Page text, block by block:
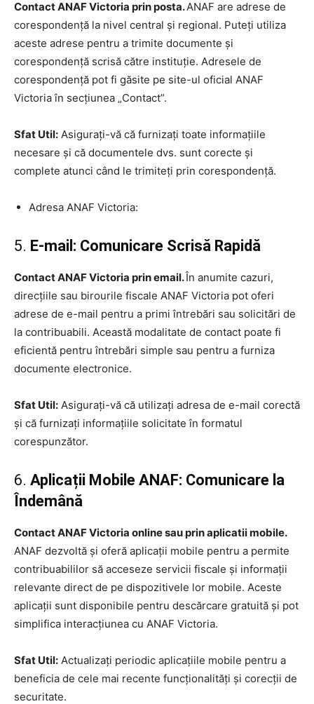
Contact ANAF Victoria prin posta.ANAF are adrese de
corespondență la nivel central și regional. Puteți utiliza
aceste adrese pentru a trimite documente și
corespondență scrisă către instituție. Adresele de
corespondență pot fi găsite pe site-ul oficial ANAF
Victoria în secțiunea „Contact”.
Sfat Util: Asigurați-vă că furnizați toate informațiile
necesare și că documentele dvs. sunt corecte și
complete atunci când le trimiteți prin corespondență.
Adresa ANAF Victoria:
5. E-mail: Comunicare Scrisă Rapidă
Contact ANAF Victoria prin email.În anumite cazuri,
direcțiile sau birourile fiscale ANAF Victoria pot oferi
adrese de e-mail pentru a primi întrebări sau solicitări de
la contribuabili. Această modalitate de contact poate fi
eficientă pentru întrebări simple sau pentru a furniza
documente electronice.
Sfat Util: Asigurați-vă că utilizați adresa de e-mail corectă
și că furnizați informațiile solicitate în formatul
corespunzător.
6. Aplicații Mobile ANAF: Comunicare la
Îndemână
Contact ANAF Victoria online sau prin aplicatii mobile.
ANAF dezvoltă și oferă aplicații mobile pentru a permite
contribuabililor să acceseze servicii fiscale și informații
relevante direct de pe dispozitivele lor mobile. Aceste
aplicații sunt disponibile pentru descărcare gratuită și pot
simplifica interacțiunea cu ANAF Victoria.
Sfat Util: Actualizați periodic aplicațiile mobile pentru a
beneficia de cele mai recente funcționalități și corecții de
securitate.